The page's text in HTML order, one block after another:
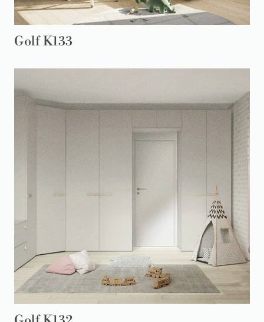
Golf K133